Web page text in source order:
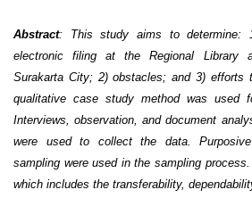
Abstract: This study aims to determine:
electronic filing at the Regional Library
Surakarta City; 2) obstacles; and 3) efforts
qualitative case study method was used
Interviews, observation, and document
were used to collect the data.
sampling were used in the sampling
which includes the transferability,